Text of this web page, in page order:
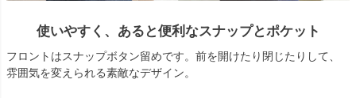
使いやすく、あると便利なスナップとポケット
フロントはスナップボタン留めです。前を開けたり閉じたりして、
雰囲気を変えられる素敵なデザイン。